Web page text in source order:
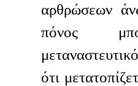
αρθρώσεων
πόνος
ότι